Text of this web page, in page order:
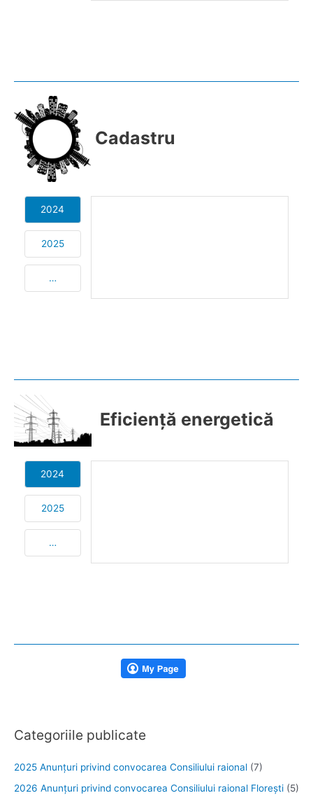
Cadastru
2024
2025
…
Eficiență energetică
2024
2025
…
Categoriile publicate
2025 Anunţuri privind convocarea Consiliului raional (7)
2026 Anunțuri privind convocarea Consiliului raional Florești (5)